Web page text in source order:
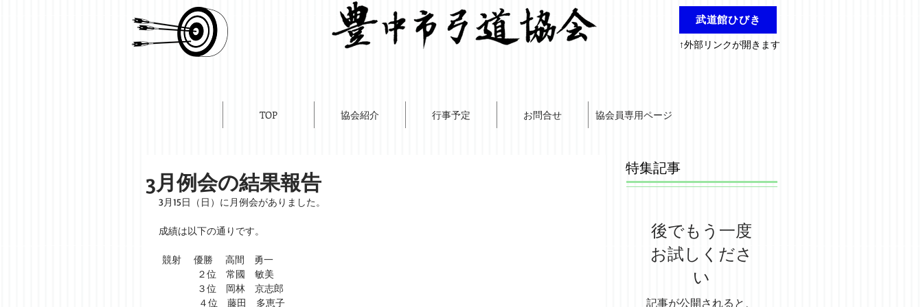
武道館ひびき
↑外部リンクが開きます
TOP 協会紹介 行事予定 お問合せ 協会員専用ページ
3月例会の結果報告
3月15日（日）に月例会がありました。
成績は以下の通りです。
競射　 優勝　 高間　勇一
２位　常國　敏美
３位　岡林　京志郎
４位　藤田　多恵子
特集記事
後でもう一度
お試しくださ
い
記事が公開されると、